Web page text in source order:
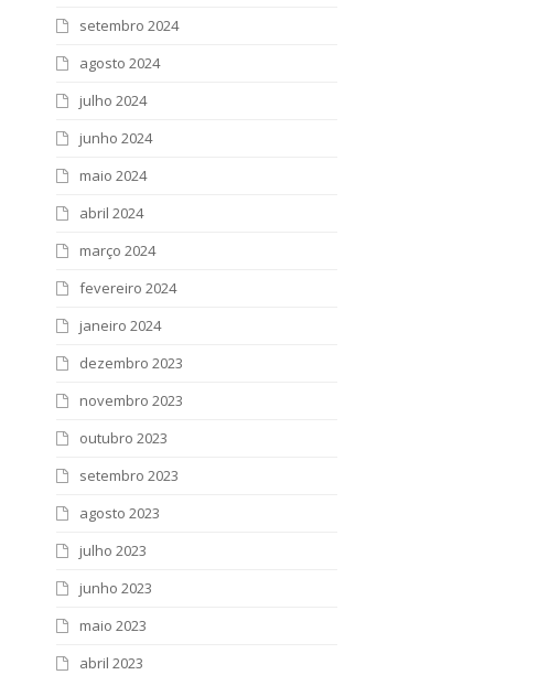
setembro 2024
agosto 2024
julho 2024
junho 2024
maio 2024
abril 2024
março 2024
fevereiro 2024
janeiro 2024
dezembro 2023
novembro 2023
outubro 2023
setembro 2023
agosto 2023
julho 2023
junho 2023
maio 2023
abril 2023